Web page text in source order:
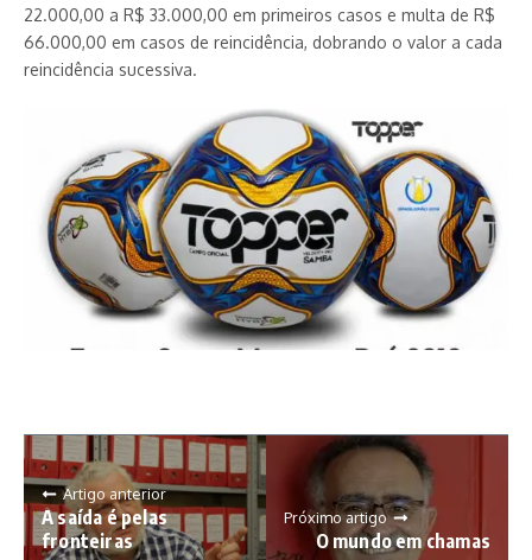
22.000,00 a R$ 33.000,00 em primeiros casos e multa de R$
66.000,00 em casos de reincidência, dobrando o valor a cada
reincidência sucessiva.
Artigo anterior
A saída é pelas
fronteiras
Próximo artigo
O mundo em chamas